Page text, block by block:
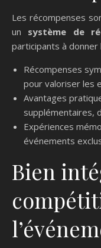
Les récompenses
un système de
participants à donner
Récompenses
pour valoriser les
Avantages
supplémentaires,
Expériences
événements
Bien